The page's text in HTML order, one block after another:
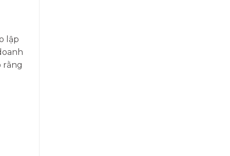
lập
rằng